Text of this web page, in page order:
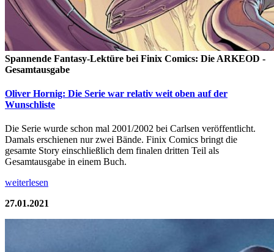
Spannende Fantasy-Lektüre bei Finix Comics: Die ARKEOD -
Gesamtausgabe
Oliver Hornig: Die Serie war relativ weit oben auf der
Wunschliste
Die Serie wurde schon mal 2001/2002 bei Carlsen veröffentlicht.
Damals erschienen nur zwei Bände. Finix Comics bringt die
gesamte Story einschließlich dem finalen dritten Teil als
Gesamtausgabe in einem Buch.
weiterlesen
27.01.2021